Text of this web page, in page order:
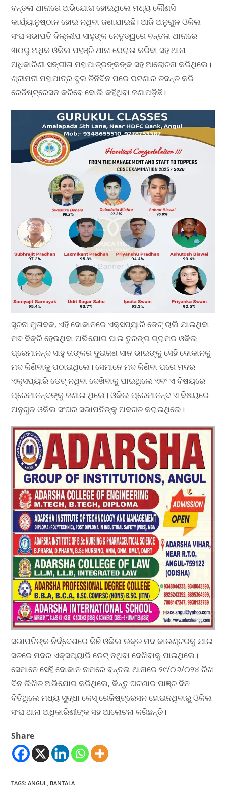
ବନ୍ତଳା ଥାନାରେ ଅଭିଯୋଗ ହୋଇଥିଲେ ମଧ୍ୟ କୌଣସି
କାର୍ଯ୍ୟାନୁଷ୍ଠାନ ହୋଇ ନଥିବା ଜଣାଯାଇଛି। ଆଜି ଅନୁଗୁଳ ଓକିଲ
ସଂଘ ସଭାପତି ଦିଲ୍ଲୀପ ସାହୁଙ୍କ ନେତୃତ୍ୱରେ ବନ୍ତଳା ଥାନାରେ
୩୦ରୁ ଅଧିକ ଓକିଲ ପହଞ୍ଚି ଥାନା ଘେରାଉ କରିବା ସହ ଥାନା
ଅଧିକାରିଣୀ ସଙ୍ଗୀତା ମହାପାତ୍ରଙ୍କଙ୍କ ସହ ଆଲୋଚନା କରିଥିଲେ।
ଶ୍ରୀମତୀ ମହାପାତ୍ର ଦୁଇ ତିନିଦିନ ପରେ ଘଟଣାର ତଦନ୍ତ କରି
ରେଜିଷ୍ଟ୍ରେସନ କରିବେ ବୋଲି କହିଥିବା ଜଣାପଡ଼ିଛି।
ସୂଚନା ମୁତାବକ, ଏହି ଦୋକାନରେ ଏକ୍ସପ୍ୟାରି ଡେଟ୍ ଚାଲି ଯାଇଥିବା
ମଦ ବିକ୍ରି ହେଉଥିବା ଅଭିଯୋଗ ପାଇ ତୁରଙ୍ଗ ଗ୍ରାମର ଓକିଲ
ପ୍ରେମାନନ୍ଦ ସାହୁ ତାଙ୍କର ଦୁଇଜଣ ସାନ ଭାଇଙ୍କୁ ସେହି ଦୋକାନକୁ
ମଦ କିଣିବାକୁ ପଠାଇଥିଲେ। ସେମାନେ ମଦ କିଣିବା ପରେ ମଦର
ଏକ୍ସପ୍ୟାରି ଡେଟ୍ ନଥିବା ଦେଖିବାକୁ ପାଇଥିଲେ ଏବଂ ଏ ବିଷୟରେ
ପ୍ରେମାନନ୍ଦଙ୍କୁ ଜଣାଇ ଥିଲେ। ଓକିଲ ପ୍ରେମାନନ୍ଦ ଏ ବିଷୟରେ
ଅନୁଗୁଳ ଓକିଲ ସଂଘର ସଭାପତିଙ୍କୁ ଅବଗତ କରାଇଥିଲେ।
ସଭାପତିଙ୍କ ନିର୍ଦ୍ଦେଶରେ କିଛି ଓକିଲ ଉକ୍ତ ମଦ କାଉଣ୍ଟରକୁ ଯାଇ
ସତରେ ମଦର ଏକ୍ସପ୍ୟାରି ଡେଟ୍ ନଥିବା ଦେଖିବାକୁ ପାଇଥିଲେ।
ସେମାନେ ସେହି ଦୋକାନ ନାମରେ ବନ୍ତଳା ଥାନାରେ ୨୯/୦୬/୦୨୪ ରିଖ
ଦିନ ଲିଖିତ ଅଭିଯୋଗ କରିଥିଲେ, କିନ୍ତୁ ଘଟଣାର ପାଞ୍ଚ ଦିନ
ବିତିଥିଲେ ମଧ୍ୟ ସୁଦ୍ଧା କେସ୍ ରେଜିଷ୍ଟ୍ରେସନ ହୋଇନଥିବାରୁ ଓକିଲ
ସଂଘ ଥାନା ଅଧିକାରିଣୀଙ୍କ ସହ ଆଲୋଚନା କରିଛନ୍ତି।
Share
TAGS:ANGUL, BANTALA